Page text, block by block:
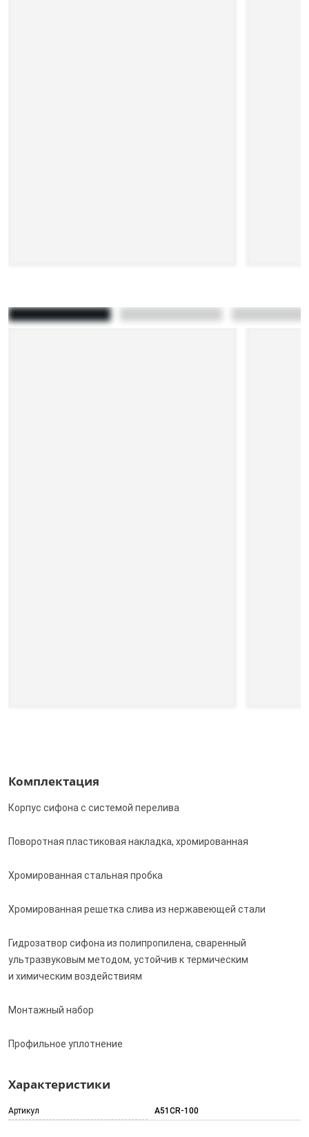
Комплектация
Корпус сифона с системой перелива
Поворотная пластиковая накладка, хромированная
Хромированная стальная пробка
Хромированная решетка слива из нержавеющей стали
Гидрозатвор сифона из полипропилена, сваренный
ультразвуковым методом, устойчив к термическим
и химическим воздействиям
Монтажный набор
Профильное уплотнение
Характеристики
Артикул A51CR-100